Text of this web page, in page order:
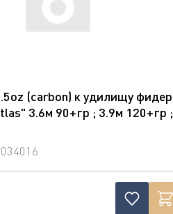
(carbon) к удилищу фидер
3.6м 90+гр ; 3.9м 120+гр ;